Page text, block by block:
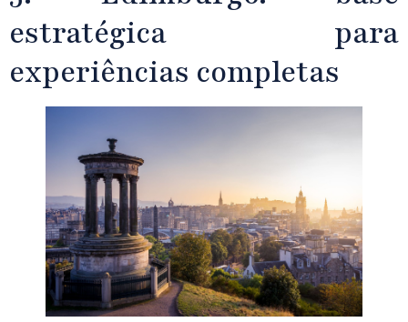
estratégica para
experiências completas